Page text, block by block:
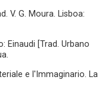
V. G. Moura. Lisboa:
Einaudi [Trad. Urbano
e l'Immaginario. La